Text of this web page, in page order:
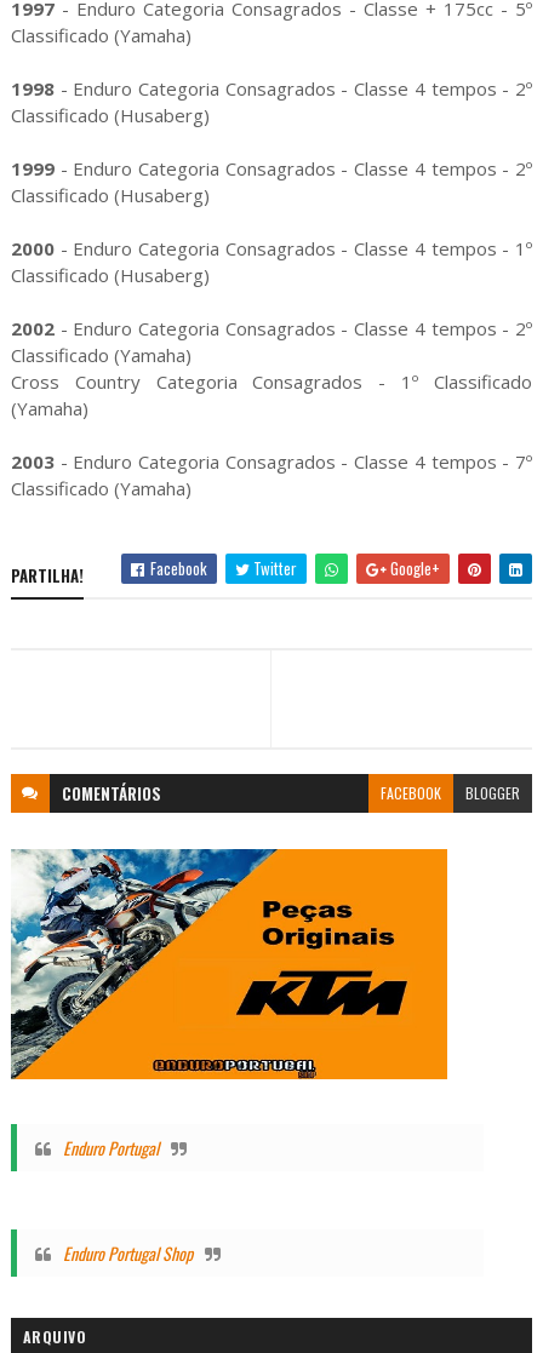
1997- Enduro Categoria Consagrados - Classe + 175cc - 5º
Classificado (Yamaha)
1998- Enduro Categoria Consagrados - Classe 4 tempos - 2º
Classificado (Husaberg)
1999- Enduro Categoria Consagrados - Classe 4 tempos - 2º
Classificado (Husaberg)
2000- Enduro Categoria Consagrados - Classe 4 tempos - 1º
Classificado (Husaberg)
2002- Enduro Categoria Consagrados - Classe 4 tempos - 2º
Classificado (Yamaha)
Cross Country Categoria Consagrados - 1º Classificado
(Yamaha)
2003- Enduro Categoria Consagrados - Classe 4 tempos - 7º
Classificado (Yamaha)
PARTILHA! Facebook Twitter Google+
COMENTÁRIOS FACEBOOK BLOGGER
Enduro Portugal
Enduro Portugal Shop
ARQUIVO